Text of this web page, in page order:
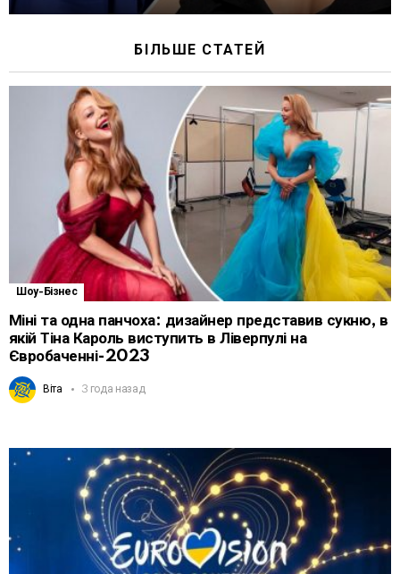
БІЛЬШЕ СТАТЕЙ
Шоу-Бізнес
Міні та одна панчоха: дизайнер представив сукню, в
якій Тіна Кароль виступить в Ліверпулі на
Євробаченні-2023
Віта 3 года назад